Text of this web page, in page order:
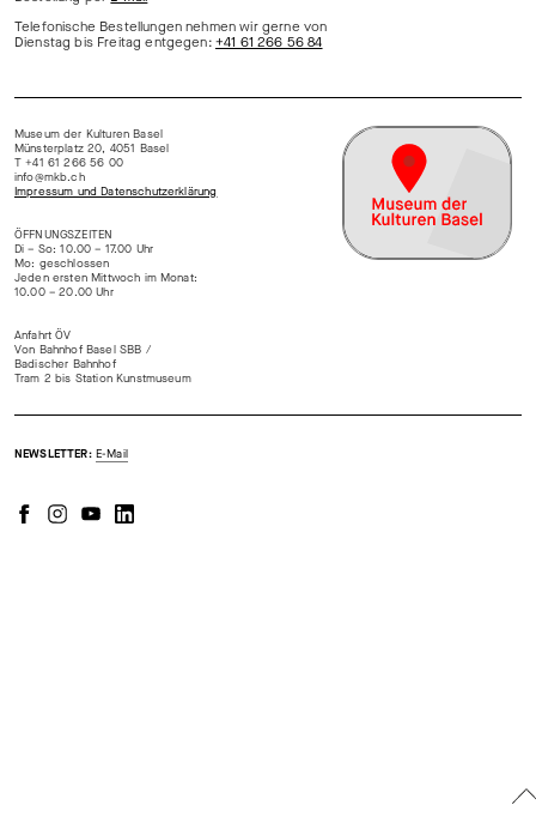
Telefonische Bestellungen nehmen wir gerne von
Dienstag bis Freitag entgegen: +41 61 266 56 84
Museum der Kulturen Basel
Münsterplatz 20, 4051 Basel
T +41 61 266 56 00
info@mkb.ch
Impressum und Datenschutzerklärung
ÖFFNUNGSZEITEN
Di – So: 10.00 – 17.00 Uhr
Mo: geschlossen
Jeden ersten Mittwoch im Monat:
10.00 – 20.00 Uhr
Anfahrt ÖV
Von Bahnhof Basel SBB /
Badischer Bahnhof
Tram 2 bis Station Kunstmuseum
NEWSLETTER: E-Mail